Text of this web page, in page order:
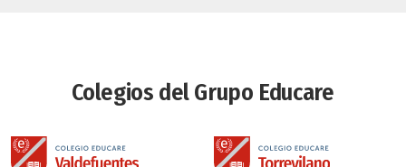
Colegios del Grupo Educare